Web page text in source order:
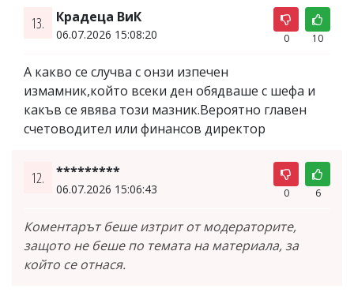
13. Крадеца ВиК
06.07.2026 15:08:20 0 10
А какво се случва с онзи изпечен
измамник,който всеки ден обядваше с шефа и
какъв се явява този мазник.Вероятно главен
счетоводител или финансов директор
12. *********
06.07.2026 15:06:43 0 6
Коментарът беше изтрит от модераторите,
защото не беше по темата на материала, за
който се отнася.